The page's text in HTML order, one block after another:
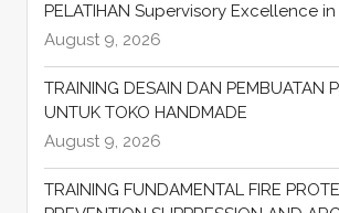
PELATIHAN Supervisory Excellence
August 9, 2026
TRAINING DESAIN DAN PEMBUATAN
UNTUK TOKO HANDMADE
August 9, 2026
TRAINING FUNDAMENTAL FIRE